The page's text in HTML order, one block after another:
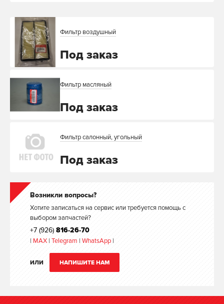
Фильтр воздушный
Под заказ
Фильтр масляный
Под заказ
Фильтр салонный, угольный
Под заказ
Возникли вопросы?
Хотите записаться на сервис или требуется помощь с
выбором запчастей?
+7 (926) 816-26-70
| MAX | Telegram | WhatsApp |
ИЛИ НАПИШИТЕ НАМ